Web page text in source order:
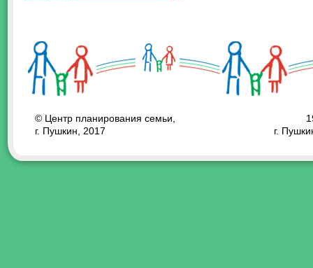
© Центр планирования семьи,
г. Пушкин, 2017
г.